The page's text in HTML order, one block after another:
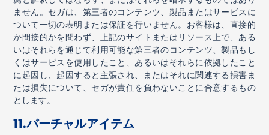
ません。セガは、第三者のコンテンツ、製品またはサービスに
ついて一切の表明または保証を行いません。お客様は、直接的
か間接的かを問わず、上記のサイトまたはリソース上で、ある
いはそれらを通じて利用可能な第三者のコンテンツ、製品もし
くはサービスを使用したこと、あるいはそれらに依拠したこと
に起因し、起因すると主張され、またはそれに関連する損害ま
たは損失について、セガが責任を負わないことに合意するもの
とします。
11.バーチャルアイテム